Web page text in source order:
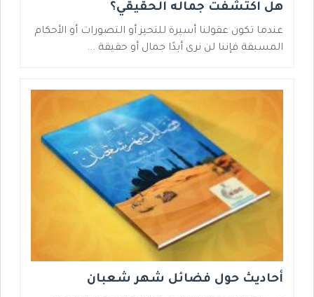
هل اكتشفت جماله الحقيقي؟
عندما تكون عقولنا أسيرة للتحيز أو التصورات أو الأحكام
المسبقة فإننا لن نرى أبدًا جمال أو حقيقة ...
أحاديث حول فضائل شهر شعبان